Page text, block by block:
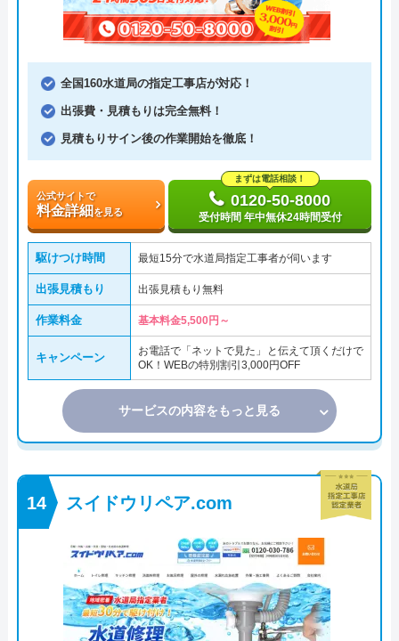
全国160水道局の指定工事店が対応！
出張費・見積もりは完全無料！
見積もりサイン後の作業開始を徹底！
公式サイトで
料金詳細を見る
まずは電話相談！
0120-50-8000
受付時間 年中無休24時間受付
駆けつけ時間 最短15分で水道局指定工事者が伺います
出張見積もり 出張見積もり無料
作業料金 基本料金5,500円～
キャンペーン
お電話で「ネットで見た」と伝えて頂くだけで
OK！WEBの特別割引3,000円OFF
サービスの内容をもっと見る
スイドウリペア.com